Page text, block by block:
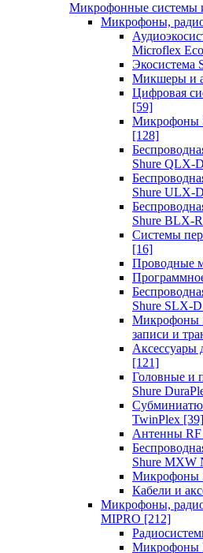
Микрофонные системы
Микрофоны,
Microflex
Экосистема
Микшеры и
Цифровая
[59]
Микрофоны
[128]
Shure QLX-D
Shure ULX-D
Shure BLX-R
Системы
[16]
Проводные
Shure SLX-D
Микрофоны
записи и
Аксессуары
[121]
Головные и
Shure
TwinPlex [39]
Антенны RF
Shure MXW
Микрофоны
Кабели и
Микрофоны,
MIPRO [212]
Микрофоны